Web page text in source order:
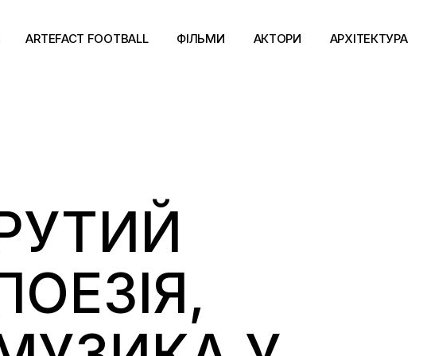
ARTEFACT FOOTBALL ФІЛЬМИ АКТОРИ АРХІТЕКТУРА